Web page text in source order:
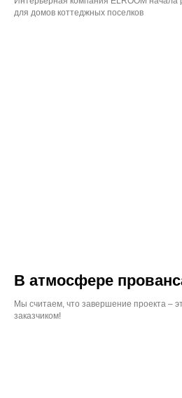
для домов коттеджных поселков
В атмосфере
Мы считаем, что завершение проекта –
заказчиком!